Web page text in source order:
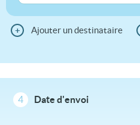
+ Ajouter un destinataire
4 Date d'envoi